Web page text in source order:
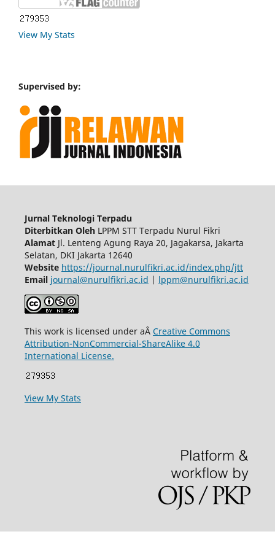
View My Stats
Supervised by:
Jurnal Teknologi Terpadu
Diterbitkan OlehLPPM STT Terpadu Nurul Fikri
AlamatJl. Lenteng Agung Raya 20, Jagakarsa, Jakarta
Selatan, DKI Jakarta 12640
Website https://journal.nurulfikri.ac.id/index.php/jtt
Email journal@nurulfikri.ac.id | lppm@nurulfikri.ac.id
This work is licensed under aÂ Creative Commons
Attribution-NonCommercial-ShareAlike 4.0
International License.
View My Stats